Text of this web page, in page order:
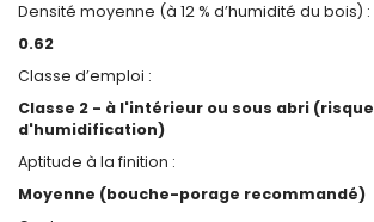
Densité moyenne (à 12 % d’humidité du bois) :
0.62
Classe d’emploi :
Classe 2 - à l'intérieur ou sous abri (risque
d'humidification)
Aptitude à la finition :
Moyenne (bouche-porage recommandé)